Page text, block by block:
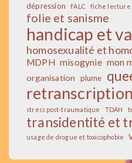
dépression FALC fiche lecture
folie et sanisme
handicap et
homosexualité et
MDPH misogynie mon
organisation
plume
retranscription
stress post-traumatique
TDAH
transidentité et
usage de drogue et toxicophobie